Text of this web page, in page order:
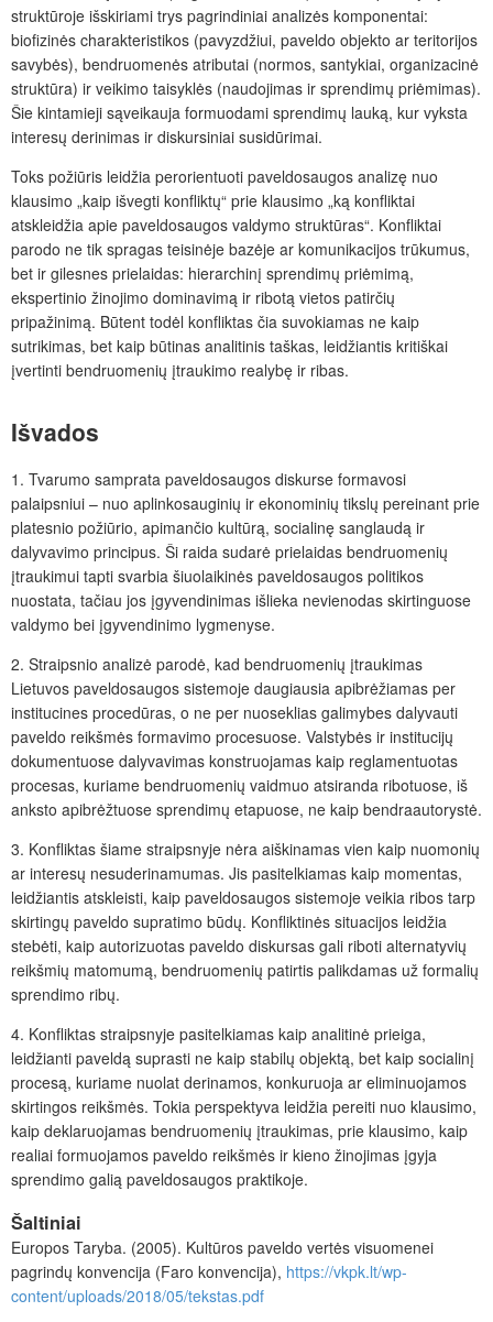
struktūroje išskiriami trys pagrindiniai analizės komponentai:
biofizinės charakteristikos (pavyzdžiui, paveldo objekto ar teritorijos
savybės), bendruomenės atributai (normos, santykiai, organizacinė
struktūra) ir veikimo taisyklės (naudojimas ir sprendimų priėmimas).
Šie kintamieji sąveikauja formuodami sprendimų lauką, kur vyksta
interesų derinimas ir diskursiniai susidūrimai.
Toks požiūris leidžia perorientuoti paveldosaugos analizę nuo
klausimo „kaip išvegti konfliktų“ prie klausimo „ką konfliktai
atskleidžia apie paveldosaugos valdymo struktūras“. Konfliktai
parodo ne tik spragas teisinėje bazėje ar komunikacijos trūkumus,
bet ir gilesnes prielaidas: hierarchinį sprendimų priėmimą,
ekspertinio žinojimo dominavimą ir ribotą vietos patirčių
pripažinimą. Būtent todėl konfliktas čia suvokiamas ne kaip
sutrikimas, bet kaip būtinas analitinis taškas, leidžiantis kritiškai
įvertinti bendruomenių įtraukimo realybę ir ribas.
Išvados
1. Tvarumo samprata paveldosaugos diskurse formavosi
palaipsniui – nuo aplinkosauginių ir ekonominių tikslų pereinant prie
platesnio požiūrio, apimančio kultūrą, socialinę sanglaudą ir
dalyvavimo principus. Ši raida sudarė prielaidas bendruomenių
įtraukimui tapti svarbia šiuolaikinės paveldosaugos politikos
nuostata, tačiau jos įgyvendinimas išlieka nevienodas skirtinguose
valdymo bei įgyvendinimo lygmenyse.
2. Straipsnio analizė parodė, kad bendruomenių įtraukimas
Lietuvos paveldosaugos sistemoje daugiausia apibrėžiamas per
institucines procedūras, o ne per nuoseklias galimybes dalyvauti
paveldo reikšmės formavimo procesuose. Valstybės ir institucijų
dokumentuose dalyvavimas konstruojamas kaip reglamentuotas
procesas, kuriame bendruomenių vaidmuo atsiranda ribotuose, iš
anksto apibrėžtuose sprendimų etapuose, ne kaip bendraautorystė.
3. Konfliktas šiame straipsnyje nėra aiškinamas vien kaip nuomonių
ar interesų nesuderinamumas. Jis pasitelkiamas kaip momentas,
leidžiantis atskleisti, kaip paveldosaugos sistemoje veikia ribos tarp
skirtingų paveldo supratimo būdų. Konfliktinės situacijos leidžia
stebėti, kaip autorizuotas paveldo diskursas gali riboti alternatyvių
reikšmių matomumą, bendruomenių patirtis palikdamas už formalių
sprendimo ribų.
4. Konfliktas straipsnyje pasitelkiamas kaip analitinė prieiga,
leidžianti paveldą suprasti ne kaip stabilų objektą, bet kaip socialinį
procesą, kuriame nuolat derinamos, konkuruoja ar eliminuojamos
skirtingos reikšmės. Tokia perspektyva leidžia pereiti nuo klausimo,
kaip deklaruojamas bendruomenių įtraukimas, prie klausimo, kaip
realiai formuojamos paveldo reikšmės ir kieno žinojimas įgyja
sprendimo galią paveldosaugos praktikoje.
Šaltiniai
Europos Taryba. (2005). Kultūros paveldo vertės visuomenei
pagrindų konvencija (Faro konvencija), https://vkpk.lt/wp-
content/uploads/2018/05/tekstas.pdf